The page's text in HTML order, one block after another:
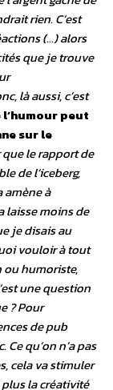
rien. C’est
(…) alors
que je trouve
là aussi, c’est
peut
sur le
que le rapport de
de l’iceberg,
amène à
laisse moins de
je disais au
vouloir à tout
ou humoriste,
une question
? Pour
de pub
qu’on n’a pas
cela va stimuler
la créativité